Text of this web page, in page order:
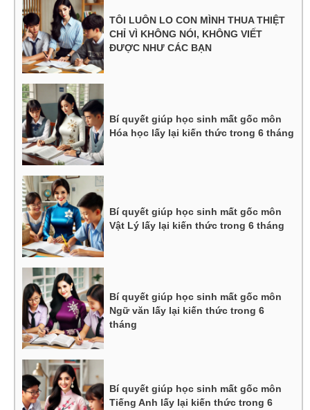
TÔI LUÔN LO CON MÌNH THUA THIỆT
CHỈ VÌ KHÔNG NÓI, KHÔNG VIẾT
ĐƯỢC NHƯ CÁC BẠN
Bí quyết giúp học sinh mất gốc môn
Hóa học lấy lại kiến thức trong 6 tháng
Bí quyết giúp học sinh mất gốc môn
Vật Lý lấy lại kiến thức trong 6 tháng
Bí quyết giúp học sinh mất gốc môn
Ngữ văn lấy lại kiến thức trong 6
tháng
Bí quyết giúp học sinh mất gốc môn
Tiếng Anh lấy lại kiến thức trong 6